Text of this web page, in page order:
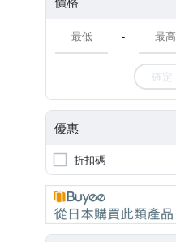
-
確定
優惠
折扣碼